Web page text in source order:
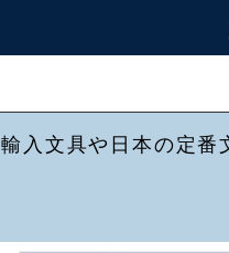
輸入文具や日本の定番